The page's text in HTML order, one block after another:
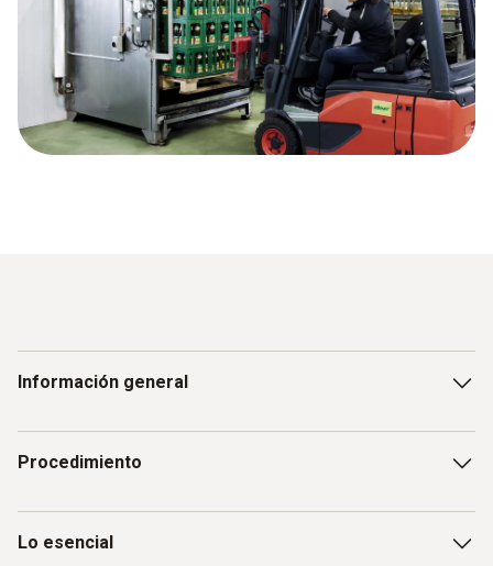
Información general
la conservación de los alimentos manteniendo
Procedimiento
Lo esencial